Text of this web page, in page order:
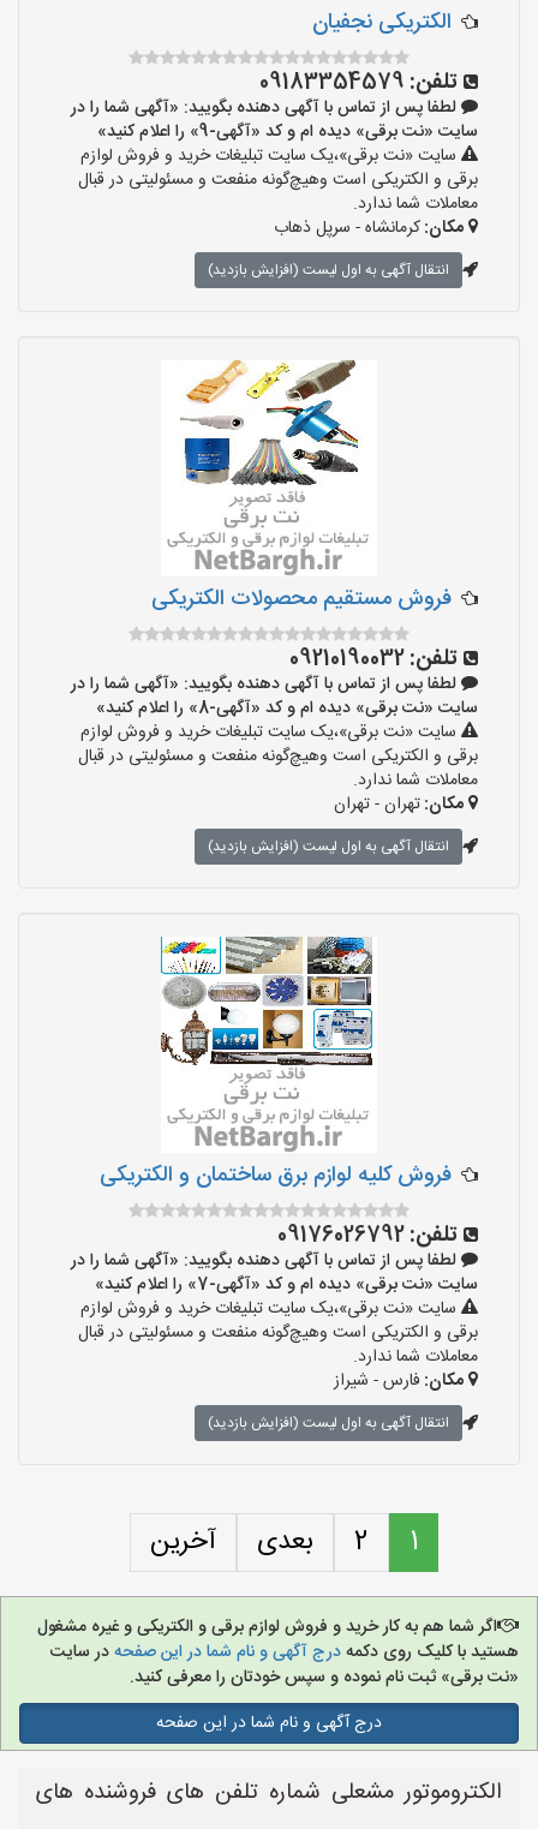
الکتریکی نجفیان
تلفن: 09183354579
لطفا پس از تماس با آگهی دهنده بگویید: «آگهی شما را در
سایت «نت برقی» دیده ام و کد «آگهی-9» را اعلام کنید»
سایت «نت برقی»،یک سایت تبلیغات خرید و فروش لوازم
برقی و الکتریکی است وهیچ‌گونه منفعت و مسئولیتی در قبال
معاملات شما ندارد.
مکان:کرمانشاه - سرپل ذهاب
انتقال آگهی به اول لیست (افزایش بازدید)
فروش مستقیم محصولات الکتریکی
تلفن:09210190032
لطفا پس از تماس با آگهی دهنده بگویید: «آگهی شما را در
سایت «نت برقی» دیده ام و کد «آگهی-8» را اعلام کنید»
سایت «نت برقی»،یک سایت تبلیغات خرید و فروش لوازم
برقی و الکتریکی است وهیچ‌گونه منفعت و مسئولیتی در قبال
معاملات شما ندارد.
مکان:تهران - تهران
انتقال آگهی به اول لیست (افزایش بازدید)
فروش کلیه لوازم برق ساختمان و الکتریکی
تلفن:09176026792
لطفا پس از تماس با آگهی دهنده بگویید: «آگهی شما را در
سایت «نت برقی» دیده ام و کد «آگهی-7» را اعلام کنید»
سایت «نت برقی»،یک سایت تبلیغات خرید و فروش لوازم
برقی و الکتریکی است وهیچ‌گونه منفعت و مسئولیتی در قبال
معاملات شما ندارد.
مکان: فارس - شیراز
انتقال آگهی به اول لیست (افزایش بازدید)
1
2 بعدی آخرین
اگر شما هم به کار خرید و فروش لوازم برقی و الکتریکی و غیره مشغول
هستید با کلیک روی دکمهدرج آگهی و نام شما در این صفحهدر سایت
«نت برقی» ثبت نام نموده و سپس خودتان را معرفی کنید.
درج آگهی و نام شما در این صفحه
الکتروموتور مشعلی شماره تلفن های فروشنده های